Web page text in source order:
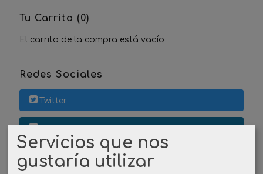
Tu Carrito (0)
El carrito de la compra está vacío
Redes Sociales
Twitter
Instagram
Servicios que nos
gustaría utilizar